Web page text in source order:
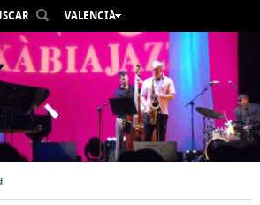
VALENCIÀ
ESPAÑOL
ENGLISH
DEUTSCH
РУССКИЙ